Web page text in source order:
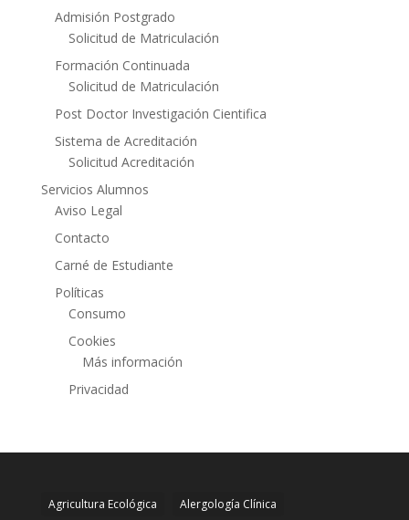
Admisión Postgrado
Solicitud de Matriculación
Formación Continuada
Solicitud de Matriculación
Post Doctor Investigación Cientifica
Sistema de Acreditación
Solicitud Acreditación
Servicios Alumnos
Aviso Legal
Contacto
Carné de Estudiante
Políticas
Consumo
Cookies
Más información
Privacidad
Agricultura Ecológica
Alergología Clínica